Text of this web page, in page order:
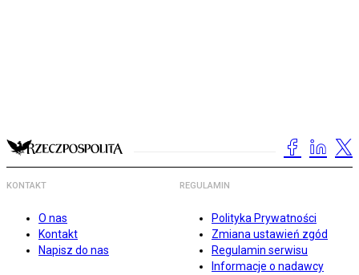
KONTAKT
O nas
Kontakt
Napisz do nas
REGULAMIN
Polityka Prywatności
Zmiana ustawień zgód
Regulamin serwisu
Informacje o nadawcy